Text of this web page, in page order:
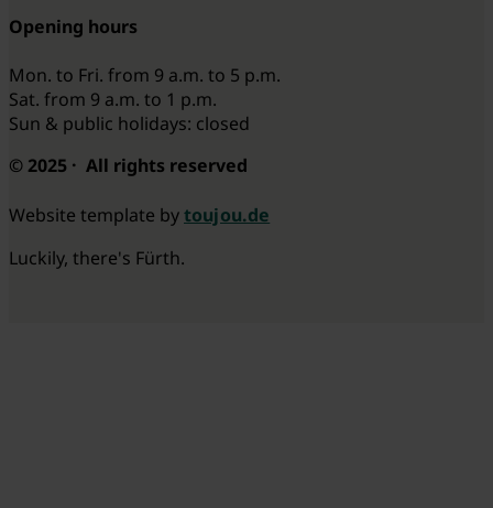
Opening hours
Mon. to Fri. from 9 a.m. to 5 p.m.
Sat. from 9 a.m. to 1 p.m.
Sun & public holidays: closed
© 2025 · All rights reserved
Website template bytoujou.de
Luckily, there's Fürth.